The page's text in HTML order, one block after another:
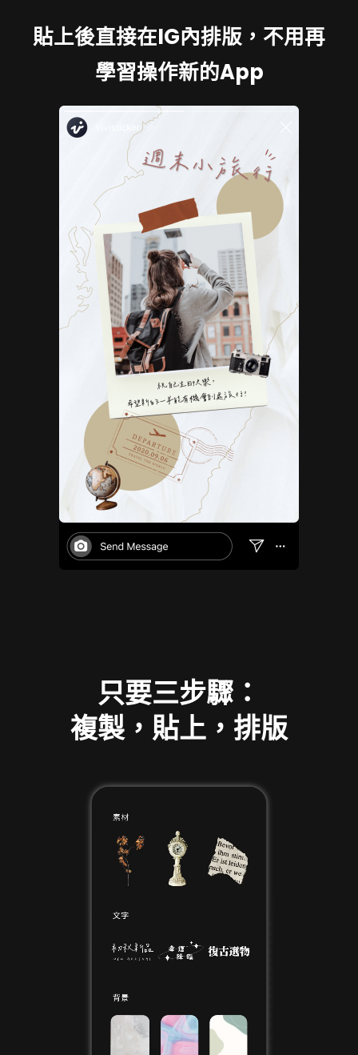
貼上後直接在IG內排版，不用再
學習操作新的App
只要三步驟：
複製，貼上，排版